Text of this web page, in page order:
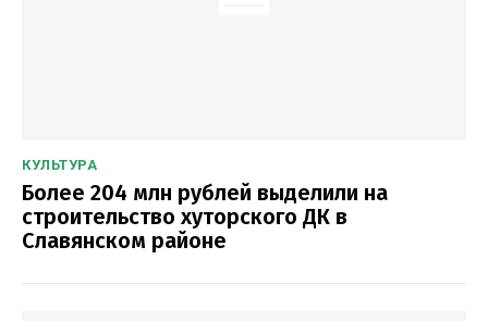
КУЛЬТУРА
Более 204 млн рублей выделили на
строительство хуторского ДК в
Славянском районе